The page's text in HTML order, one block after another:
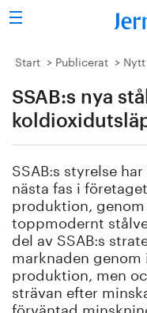
Sök
Stålindustrin
Vision 2050
Energi/miljö
Vi tycker
Publicerat
Bildbank
Start Publicerat
SSAB:s nya
SSAB:s styrelse
nästa fas i
produktion,
toppmodernt
del av SSAB:s
marknaden
produktion, men
strävan efter
förväntad